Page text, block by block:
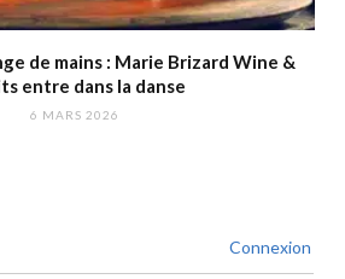
de mains : Marie Brizard Wine &
entre dans la danse
6 MARS 2026
Connexion